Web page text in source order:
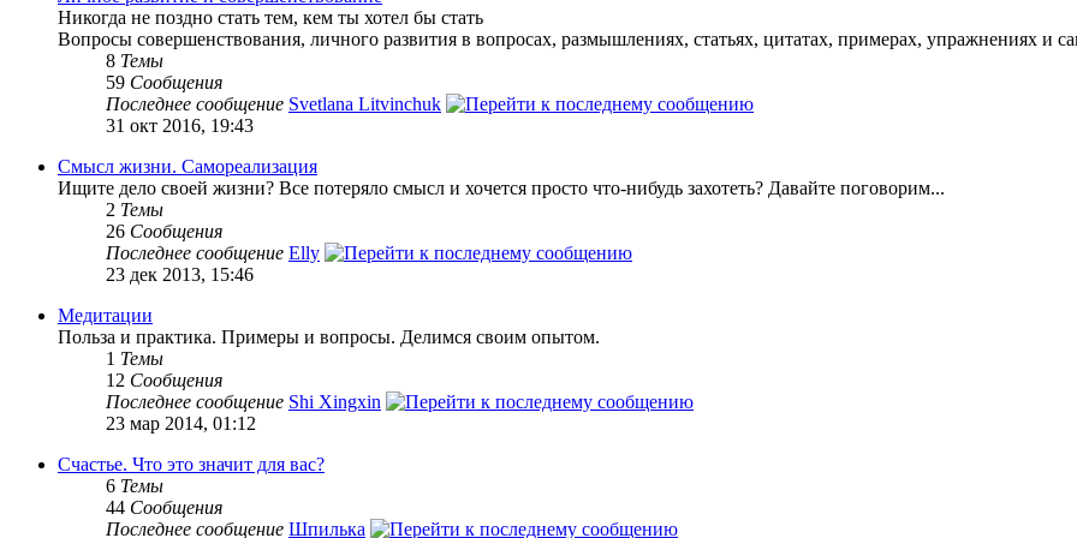
Никогда не поздно стать тем, кем ты хотел бы стать
Вопросы совершенствования, личного развития в вопросах, размышлениях, статьях, цитатах, примерах, упражнениях и
8 Темы
59 Сообщения
Последнее сообщение Svetlana Litvinchuk
31 окт 2016, 19:43
Смысл жизни. Самореализация
Ищите дело своей жизни? Все потеряло смысл и хочется просто что-нибудь захотеть? Давайте поговорим...
2 Темы
26 Сообщения
Последнее сообщение Elly
23 дек 2013, 15:46
Медитации
Польза и практика. Примеры и вопросы. Делимся своим опытом.
1 Темы
12 Сообщения
Последнее сообщение Shi Xingxin
23 мар 2014, 01:12
Счастье. Что это значит для вас?
6 Темы
44 Сообщения
Последнее сообщение Шпилька